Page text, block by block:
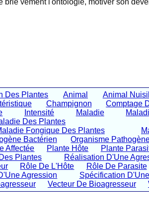
vement l'ontologie, motiver son
Des Plantes Animal Animal
Champignon Comptage
Intensité Maladie
Des Plantes
Fongique Des Plantes
Bactérien Organisme
Affectée Plante Hôte Plante
Plantes Réalisation D'Une
Rôle De L'Hôte Rôle De Parasite
Agression Spécification
Vecteur De Bioagresseur